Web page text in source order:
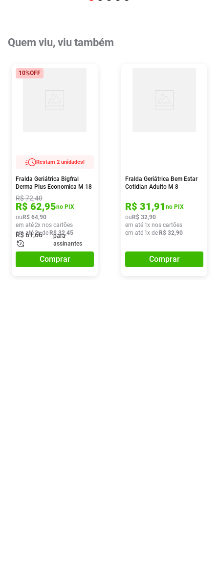
Quem viu, viu também
10%OFF
Restam 2 unidades!
Fralda Geriátrica Bigfral
Derma Plus Economica M 18
Unidades
R$72,40
R$ 62,95no PIX
ou R$ 64,90
em até2x nos cartões
em até2x de R$ 32,45
R$61,66
para
assinantes
Comprar
Fralda Geriátrica Bem Estar
Cotidian Adulto M 8
R$ 31,91 no PIX
ou R$ 32,90
em até 1x nos cartões
em até 1x de R$ 32,90
Comprar